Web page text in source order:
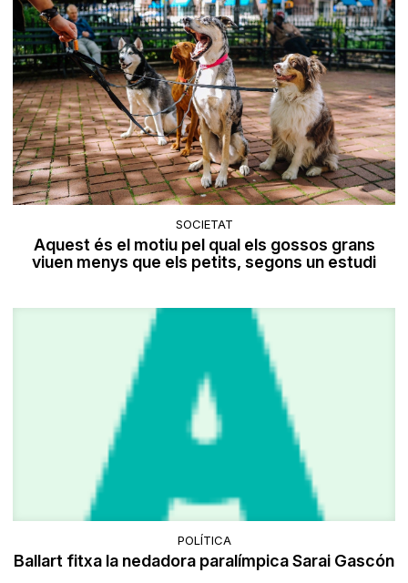
SOCIETAT
Aquest és el motiu pel qual els gossos grans
viuen menys que els petits, segons un estudi
POLÍTICA
Ballart fitxa la nedadora paralímpica Sarai Gascón